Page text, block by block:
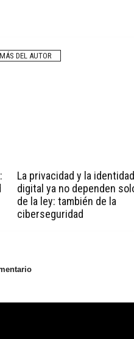
MÁS DEL AUTOR
La privacidad y la identidad
digital ya no dependen
de la ley: también de la
ciberseguridad